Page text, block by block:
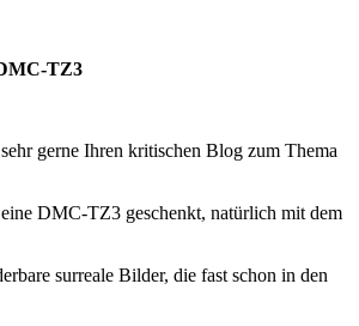
TZ3
gerne Ihren kritischen Blog zum Thema
DMC-TZ3 geschenkt, natürlich mit dem
surreale Bilder, die fast schon in den